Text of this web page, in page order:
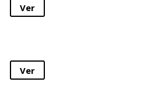
Ver
Ver